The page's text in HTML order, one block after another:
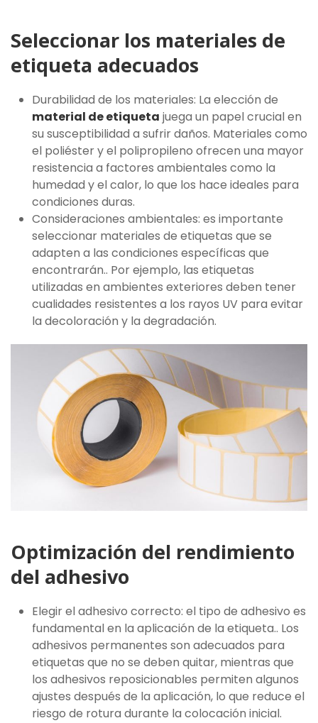
Seleccionar los materiales de
etiqueta adecuados
Durabilidad de los materiales: La elección de
material de etiqueta juega un papel crucial en
su susceptibilidad a sufrir daños. Materiales como
el poliéster y el polipropileno ofrecen una mayor
resistencia a factores ambientales como la
humedad y el calor, lo que los hace ideales para
condiciones duras.
Consideraciones ambientales: es importante
seleccionar materiales de etiquetas que se
adapten a las condiciones específicas que
encontrarán.. Por ejemplo, las etiquetas
utilizadas en ambientes exteriores deben tener
cualidades resistentes a los rayos UV para evitar
la decoloración y la degradación.
Optimización del rendimiento
del adhesivo
Elegir el adhesivo correcto: el tipo de adhesivo es
fundamental en la aplicación de la etiqueta.. Los
adhesivos permanentes son adecuados para
etiquetas que no se deben quitar, mientras que
los adhesivos reposicionables permiten algunos
ajustes después de la aplicación, lo que reduce el
riesgo de rotura durante la colocación inicial.